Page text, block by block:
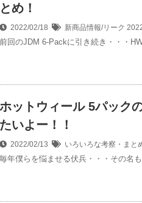
とめ！
2022/02/18 新商品情報/リーク
前回のJDM 6-Packに引き続き・・・
ホットウィール 5パック
たいよー！！
2022/02/13 いろいろな考察・まと
毎年僕らを悩ませる伏兵・・・その名